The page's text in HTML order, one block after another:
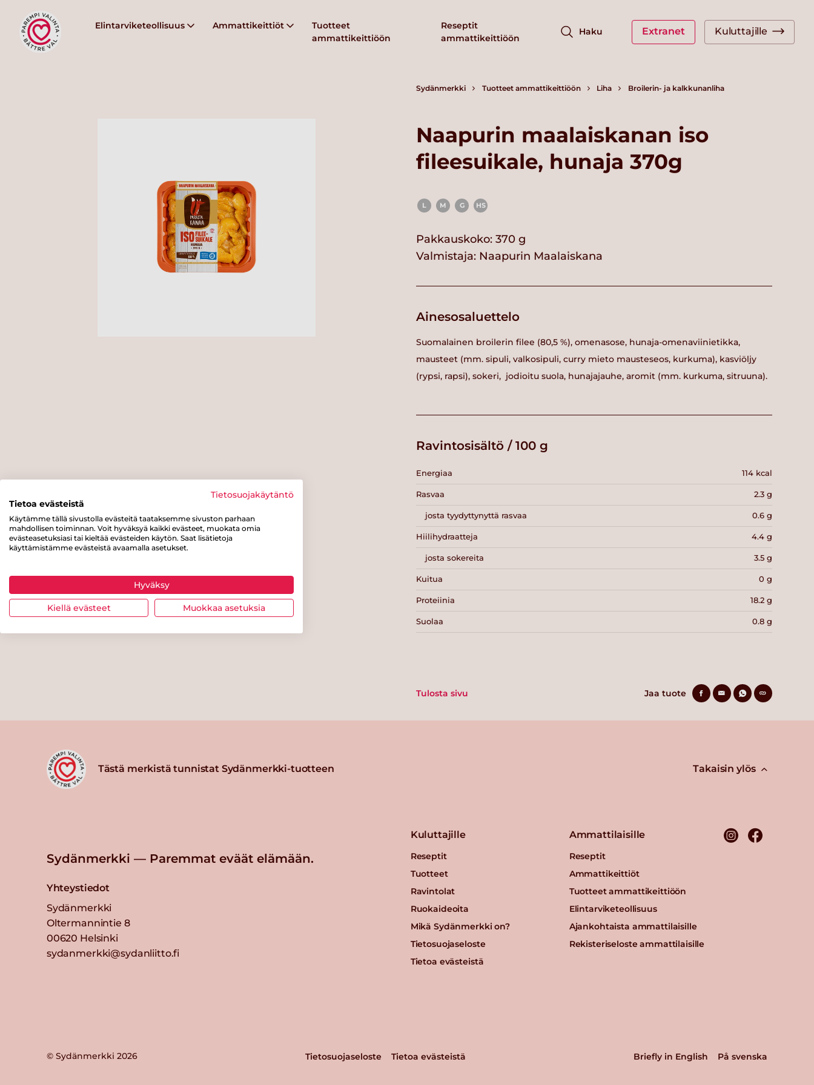
Elintarviketeollisuus Ammattikeittiöt
Tuotteet
ammattikeittiöön
Reseptit
ammattikeittiöön
Haku Extranet Kuluttajille
Sydänmerkki Tuotteet ammattikeittiöön Liha Broilerin- ja kalkkunanliha
Naapurin maalaiskanan iso
fileesuikale, hunaja 370g
L M G HS
Pakkauskoko: 370 g
Valmistaja: Naapurin Maalaiskana
Ainesosaluettelo
Suomalainen broilerin filee (80,5 %), omenasose, hunaja-omenaviinietikka,
mausteet (mm. sipuli, valkosipuli, curry mieto mausteseos, kurkuma), kasviöljy
(rypsi, rapsi), sokeri, jodioitu suola, hunajajauhe, aromit (mm. kurkuma, sitruuna).
Ravintosisältö / 100 g
Energiaa 114 kcal
Rasvaa 2.3 g
josta tyydyttynyttä rasvaa 0.6 g
Hiilihydraatteja 4.4 g
josta sokereita 3.5 g
Kuitua 0 g
Proteiinia 18.2 g
Suolaa 0.8 g
Tulosta sivu Jaa tuote
Tästä merkistä tunnistat Sydänmerkki-tuotteen Takaisin ylös
Sydänmerkki — Paremmat eväät elämään.
Yhteystiedot
Sydänmerkki
Oltermannintie 8
00620 Helsinki
sydanmerkki@sydanliitto.fi
Kuluttajille
Reseptit
Tuotteet
Ravintolat
Ruokaideoita
Mikä Sydänmerkki on?
Tietosuojaseloste
Tietoa evästeistä
Ammattilaisille
Reseptit
Ammattikeittiöt
Tuotteet ammattikeittiöön
Elintarviketeollisuus
Ajankohtaista ammattilaisille
Rekisteriseloste ammattilaisille
© Sydänmerkki 2026 Tietosuojaseloste Tietoa evästeistä Briefly in English På svenska
Tietosuojakäytäntö
Tietoa evästeistä
Käytämme tällä sivustolla evästeitä taataksemme sivuston parhaan
mahdollisen toiminnan. Voit hyväksyä kaikki evästeet, muokata omia
evästeasetuksiasi tai kieltää evästeiden käytön. Saat lisätietoja
käyttämistämme evästeistä avaamalla asetukset.
Hyväksy
Kiellä evästeet Muokkaa asetuksia